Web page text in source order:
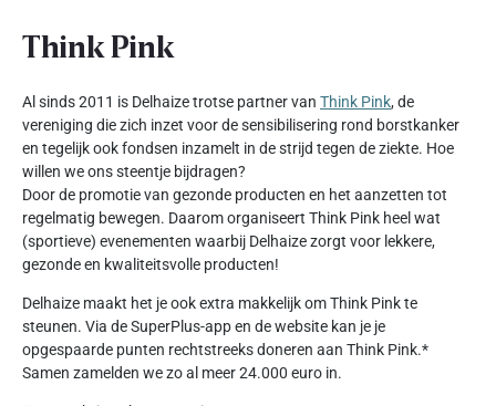
Think Pink
Al sinds 2011 is Delhaize trotse partner van Think Pink, de
vereniging die zich inzet voor de sensibilisering rond borstkanker
en tegelijk ook fondsen inzamelt in de strijd tegen de ziekte. Hoe
willen we ons steentje bijdragen?
Door de promotie van gezonde producten en het aanzetten tot
regelmatig bewegen. Daarom organiseert Think Pink heel wat
(sportieve) evenementen waarbij Delhaize zorgt voor lekkere,
gezonde en kwaliteitsvolle producten!
Delhaize maakt het je ook extra makkelijk om Think Pink te
steunen. Via de SuperPlus-app en de website kan je je
opgespaarde punten rechtstreeks doneren aan Think Pink.*
Samen zamelden we zo al meer 24.000 euro in.